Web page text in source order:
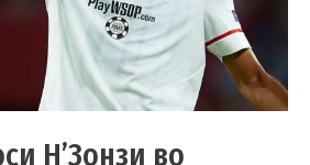
Н’Зонзи во